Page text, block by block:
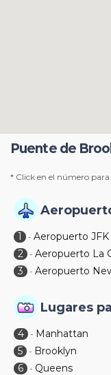
Puente de
* Click en el número
1 - Aeropuerto JFK
2 - Aeropuerto La
3
- Aeropuerto
Lugares
4 - Manhattan
5 - Brooklyn
6 - Queens